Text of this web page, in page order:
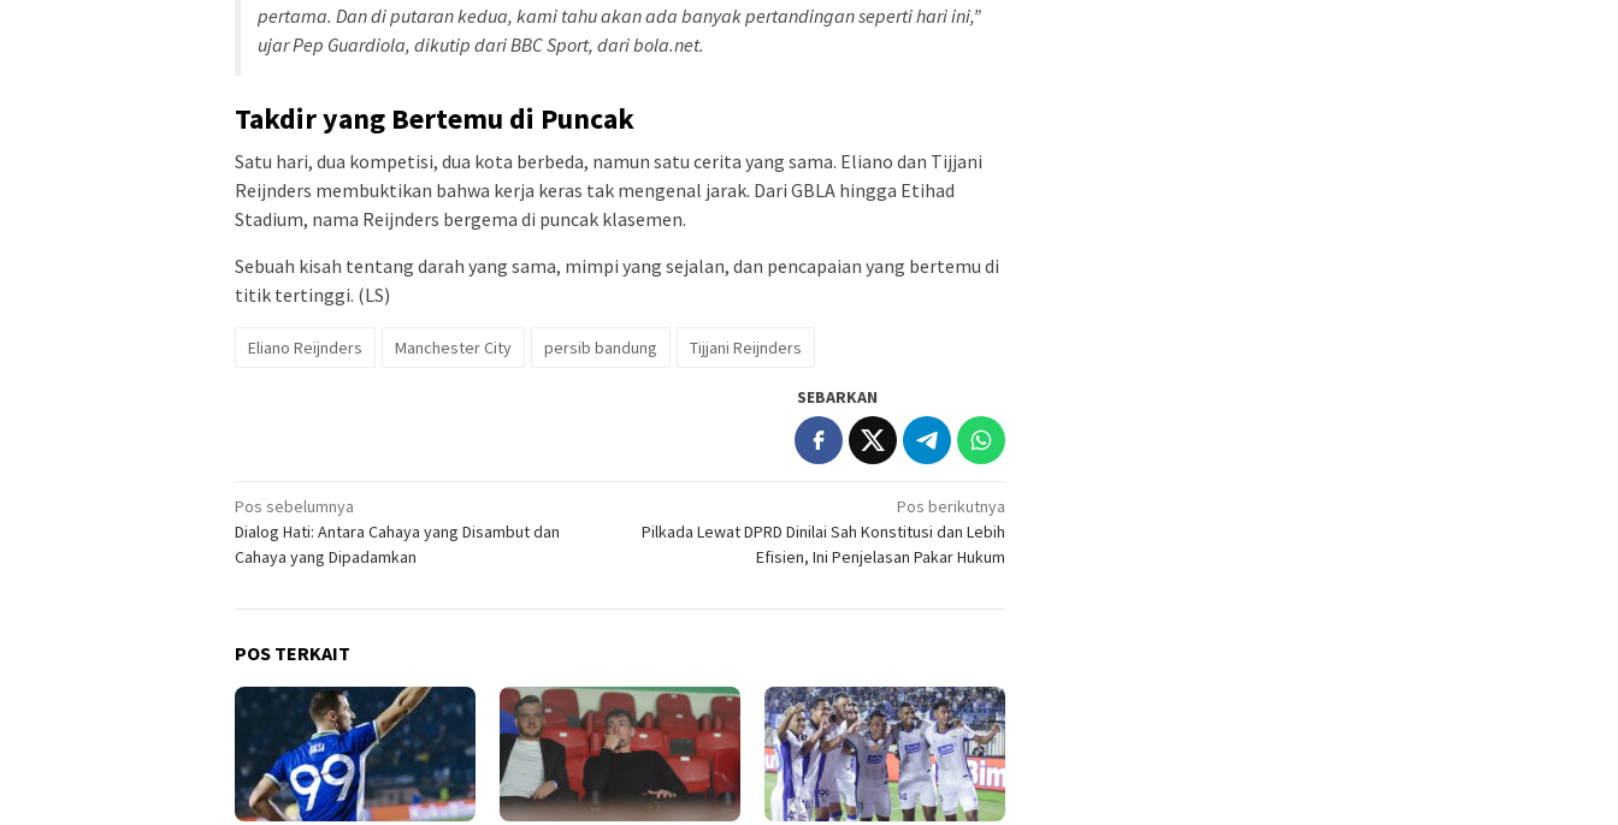
pertama. Dan di putaran kedua, kami tahu akan ada banyak pertandingan seperti hari ini,”
ujar Pep Guardiola, dikutip dari BBC Sport, dari bola.net.
Takdir yang Bertemu di Puncak
Satu hari, dua kompetisi, dua kota berbeda, namun satu cerita yang sama. Eliano dan Tijjani
Reijnders membuktikan bahwa kerja keras tak mengenal jarak. Dari GBLA hingga Etihad
Stadium, nama Reijnders bergema di puncak klasemen.
Sebuah kisah tentang darah yang sama, mimpi yang sejalan, dan pencapaian yang bertemu di
titik tertinggi. (LS)
Eliano Reijnders Manchester City persib bandung Tijjani Reijnders
SEBARKAN
Navigasi
pos
Pos sebelumnya
Dialog Hati: Antara Cahaya yang Disambut dan
Cahaya yang Dipadamkan
Pos berikutnya
Pilkada Lewat DPRD Dinilai Sah Konstitusi dan Lebih
Efisien, Ini Penjelasan Pakar Hukum
POS TERKAIT